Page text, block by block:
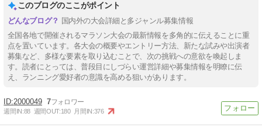
このブログのここがポイント
国内外の大会詳細と多ジャンル募集情報
全国各地で開催されるマラソン大会の最新情報を多角的に伝えることに重
点を置いています。各大会の概要やエントリー方法、新たな試みや出演者
募集など、多様な要素を取り込むことで、次の挑戦への意欲を喚起しま
す。読者にとっては、普段目にしづらい運営詳細や募集情報を明瞭に伝
え、ランニング愛好者の意識を高める狙いがあります。
2000049 7
週間IN:88 週間OUT:180 月間IN:376